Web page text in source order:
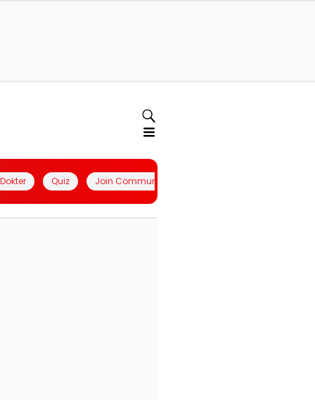
Quiz Join Community